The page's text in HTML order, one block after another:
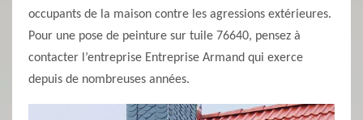
occupants de la maison contre les agressions extérieures.
Pour une pose de peinture sur tuile 76640, pensez à
contacter l’entreprise Entreprise Armand qui exerce
depuis de nombreuses années.